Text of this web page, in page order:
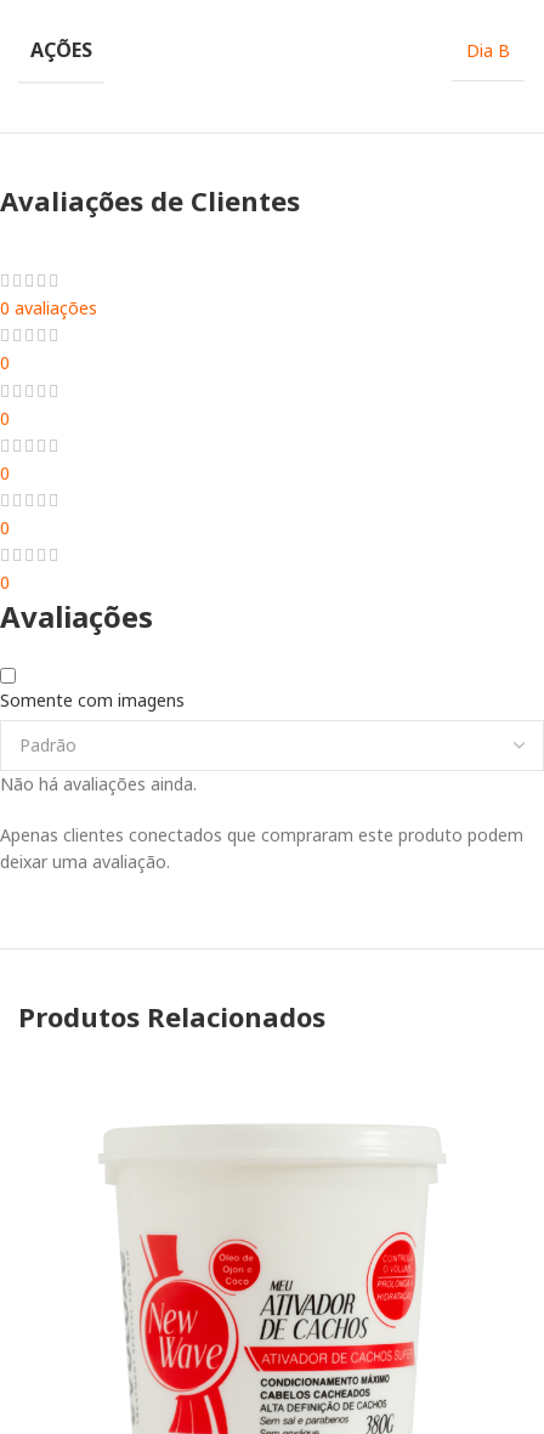
AÇÕES Dia B
Avaliações de Clientes
0 avaliações
0
0
0
0
0
Avaliações
Somente com imagens
Não há avaliações ainda.
Apenas clientes conectados que compraram este produto podem
deixar uma avaliação.
Produtos Relacionados